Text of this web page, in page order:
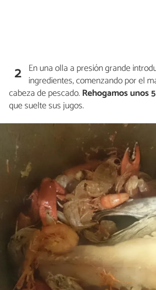
2 En una olla a presión grande
ingredientes, comenzando por el
cabeza de pescado. Rehogamos unos
que suelte sus jugos.